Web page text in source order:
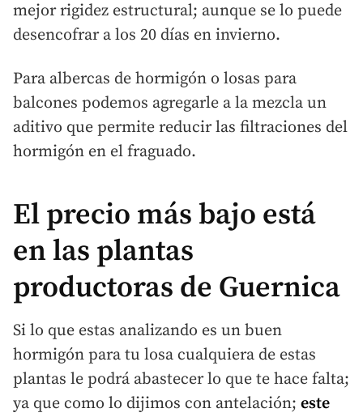
mejor rigidez estructural; aunque se lo puede
desencofrar a los 20 días en invierno.
Para albercas de hormigón o losas para
balcones podemos agregarle a la mezcla un
aditivo que permite reducir las filtraciones del
hormigón en el fraguado.
El precio más bajo está
en las plantas
productoras de Guernica
Si lo que estas analizando es un buen
hormigón para tu losa cualquiera de estas
plantas le podrá abastecer lo que te hace falta;
ya que como lo dijimos con antelación; este